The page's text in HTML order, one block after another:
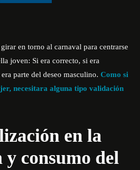
en torno al carnaval para centrarse
joven: Si era correcto, si era
parte del deseo masculino. Como si
necesitara alguna tipo validación
en la
y consumo del